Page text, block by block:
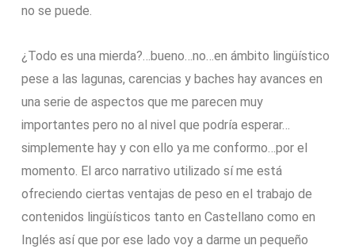
no se puede.
¿Todo es una mierda?…bueno…no…en ámbito lingüístico
pese a las lagunas, carencias y baches hay avances en
una serie de aspectos que me parecen muy
importantes pero no al nivel que podría esperar…
simplemente hay y con ello ya me conformo…por el
momento. El arco narrativo utilizado sí me está
ofreciendo ciertas ventajas de peso en el trabajo de
contenidos lingüísticos tanto en Castellano como en
Inglés así que por ese lado voy a darme un pequeño